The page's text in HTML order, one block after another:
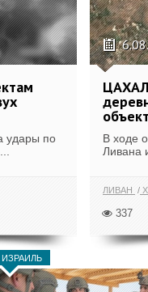
удары по
В ходе
Ливана
ЛИВАН
337
ИЗРАИЛЬ